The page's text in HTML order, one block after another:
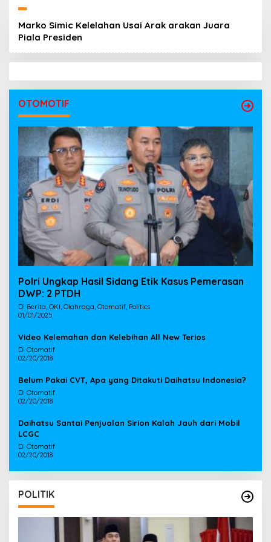
Marko Simic Kelelahan Usai Arak arakan Juara
Piala Presiden
OTOMOTIF
Polri Ungkap Hasil Sidang Etik Kasus Pemerasan
DWP: 2 PTDH
Di Berita, OKI, Olahraga, Otomatif, Politics
01/01/2025
Video Kelemahan dan Kelebihan All New Terios
Di Otomatif
02/20/2018
Belum Pakai CVT, Apa yang Ditakuti Daihatsu Indonesia?
Di Otomatif
02/20/2018
Daihatsu Santai Penjualan Sirion Kalah Jauh dari Mobil
LCGC
Di Otomatif
02/20/2018
POLITIK